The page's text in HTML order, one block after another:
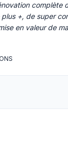
complète
+, de super
en valeur de